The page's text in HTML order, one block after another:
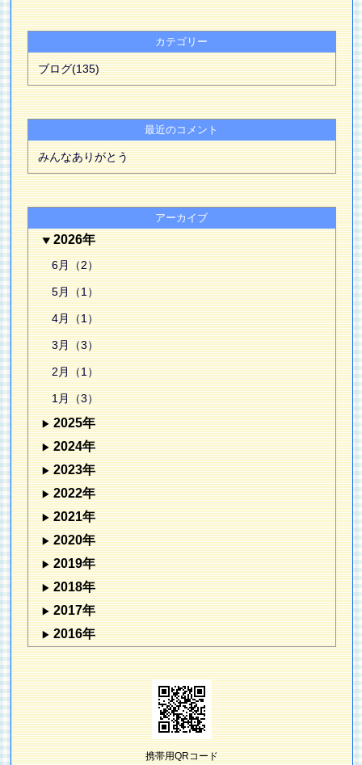
カテゴリー
ブログ(135)
最近のコメント
みんなありがとう
アーカイブ
2026年
6月（2）
5月（1）
4月（1）
3月（3）
2月（1）
1月（3）
2025年
2024年
2023年
2022年
2021年
2020年
2019年
2018年
2017年
2016年
携帯用QRコード